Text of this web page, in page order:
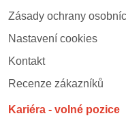
Zásady ochrany
Nastavení cookies
Kontakt
Recenze zákazníků
Kariéra - volné pozice